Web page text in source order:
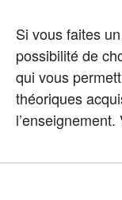
Si vous faites
possibilité de
qui vous
théoriques